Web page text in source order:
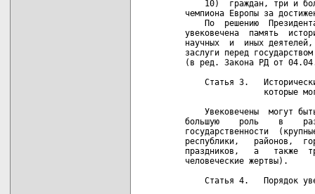
10)  граждан, три и
чемпиона Европы за
По  решению
увековечена  память
научных  и  иных
заслуги перед
(в ред. Закона РД от
Статья 3.
которые
Увековечены  могут
большую    роль    в
государственности
республики,   районов,
праздников,   а   также
   человеческие жертвы).
Статья 4.   Порядок